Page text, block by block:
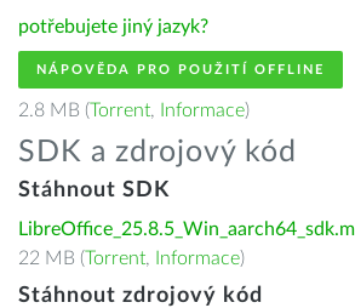
potřebujete jiný jazyk?
NÁPOVĚDA PRO POUŽITÍ OFFLINE
2.8 MB (Torrent, Informace)
SDK a zdrojový kód
Stáhnout SDK
22 MB (Torrent, Informace)
Stáhnout zdrojový kód